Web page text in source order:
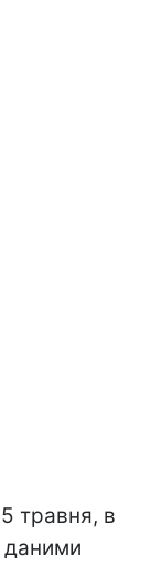
травня, в
даними